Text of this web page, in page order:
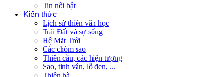
Tin nổi bật
Kiến thức
Lịch sử thiên văn học
Trái Đất và sự sống
Hệ Mặt Trời
Các chòm sao
Thiên cầu, các hiện tượng
Sao, tinh vân, lỗ đen, ...
Thiên hà